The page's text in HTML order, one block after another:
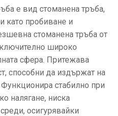
е вид стоманена тръба,
като пробиване и
стоманена тръба от
широко
сфера. Притежава
способни да издържат на
стабилно при
налягане, ниска
осигурявайки